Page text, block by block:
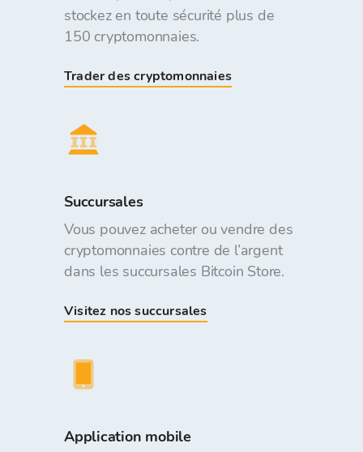
stockez en toute sécurité plus de
150 cryptomonnaies.
Trader des cryptomonnaies
Succursales
Vous pouvez acheter ou vendre des
cryptomonnaies contre de l’argent
dans les succursales Bitcoin Store.
Visitez nos succursales
Application mobile